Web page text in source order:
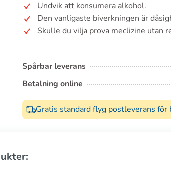
Undvik att konsumera alkohol.
Den vanligaste biverkningen är
Skulle du vilja prova meclizine utan
Spårbar leverans
Betalning online
Gratis standard flyg postleverans